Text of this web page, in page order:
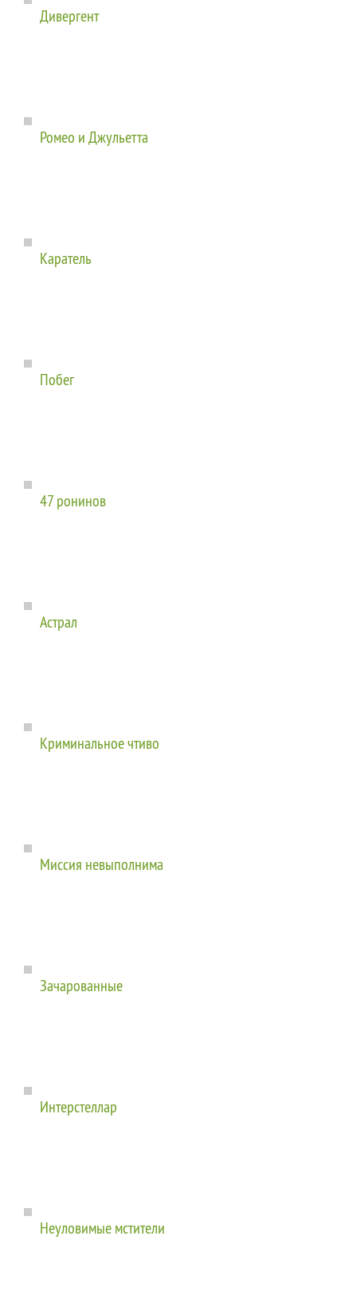
Дивергент
Ромео и Джульетта
Каратель
Побег
47 ронинов
Астрал
Криминальное чтиво
Миссия невыполнима
Зачарованные
Интерстеллар
Неуловимые мстители